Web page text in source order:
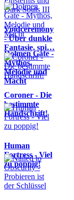
Voidceremony
- Über dunkle
Fantasie, spi…
Dolmen Gate -
Mythos,
Melodie und
Macht
Coroner - Die
bestimmte
Handschrift!
Human
Fortress - Viel
zu poppig!